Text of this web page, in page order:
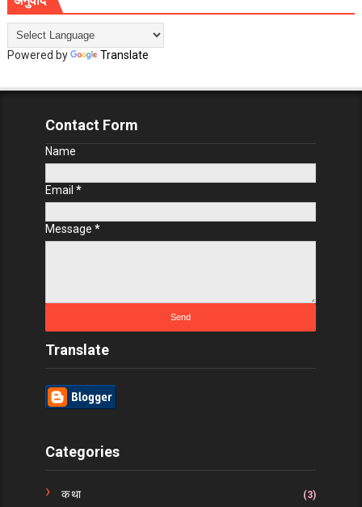
Powered by Translate
Contact Form
Name
Email*
Message*
Translate
Categories
कथा (3)